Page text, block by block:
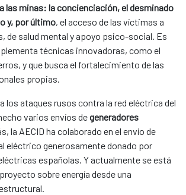
las minas: la concienciación, el desminado
y, por último, el acceso de las víctimas a
de salud mental y apoyo psico-social. Es
técnicas innovadoras, como el
y que busca el fortalecimiento de las
propias.
los ataques rusos contra la red eléctrica del
varios envíos degeneradores
la AECID ha colaborado en el envío de
eléctrico generosamente donado por
españolas. Y actualmente se está
sobre energía desde una